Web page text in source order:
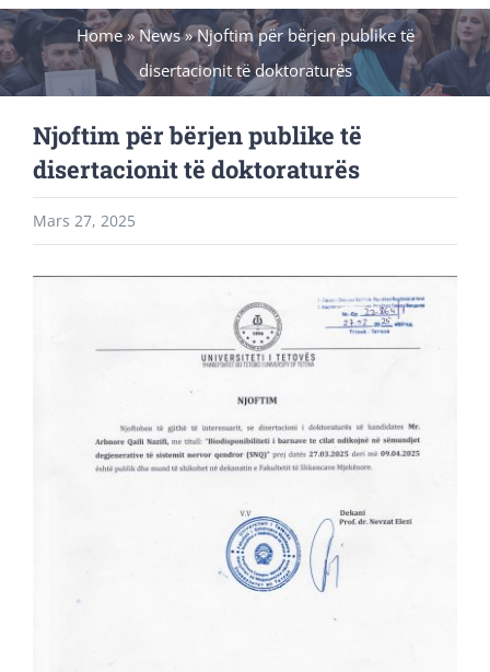
Home»News»Njoftim për bërjen publike të
disertacionit të doktoraturës
Njoftim për bërjen publike të
disertacionit të doktoraturës
Mars 27, 2025